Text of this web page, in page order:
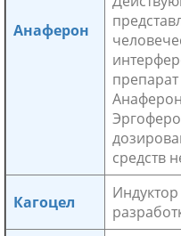
Анаферон
средств
Кагоцел